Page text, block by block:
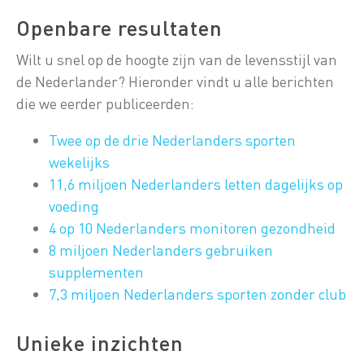
Openbare resultaten
Wilt u snel op de hoogte zijn van de levensstijl van
de Nederlander? Hieronder vindt u alle berichten
die we eerder publiceerden:
Twee op de drie Nederlanders sporten
wekelijks
11,6 miljoen Nederlanders letten dagelijks op
voeding
4 op 10 Nederlanders monitoren gezondheid
8 miljoen Nederlanders gebruiken
supplementen
7,3 miljoen Nederlanders sporten zonder club
Unieke inzichten